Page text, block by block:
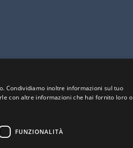
Multimedia
Condividiamo inoltre informazioni sul tuo
con altre informazioni che hai fornito loro o
FUNZIONALITÀ